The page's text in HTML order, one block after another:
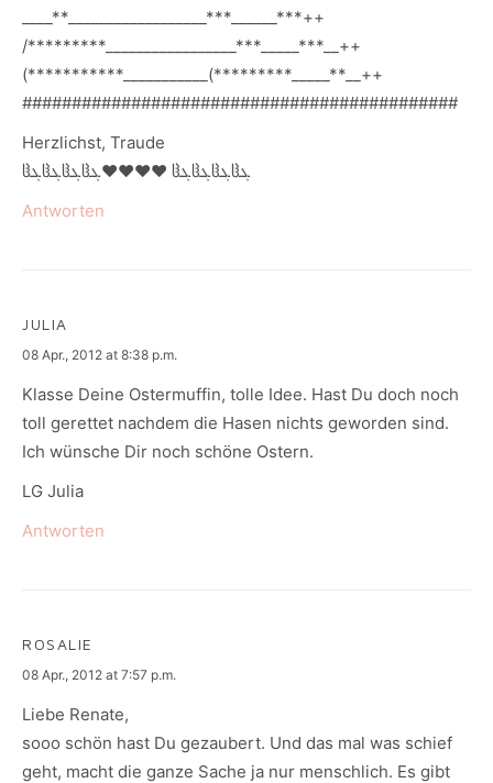
____**__________________***______***++
/*********_________________***_____***__++
(***********___________(*********_____**__++
############################################
Herzlichst, Traude
ჱܓჱܓჱܓჱܓ♥♥♥♥ ჱܓჱܓჱܓჱܓ
Antworten
JULIA
says:
08 Apr., 2012 at 8:38 p.m.
Klasse Deine Ostermuffin, tolle Idee. Hast Du doch noch
toll gerettet nachdem die Hasen nichts geworden sind.
Ich wünsche Dir noch schöne Ostern.
LG Julia
Antworten
ROSALIE
says:
08 Apr., 2012 at 7:57 p.m.
Liebe Renate,
sooo schön hast Du gezaubert. Und das mal was schief
geht, macht die ganze Sache ja nur menschlich. Es gibt